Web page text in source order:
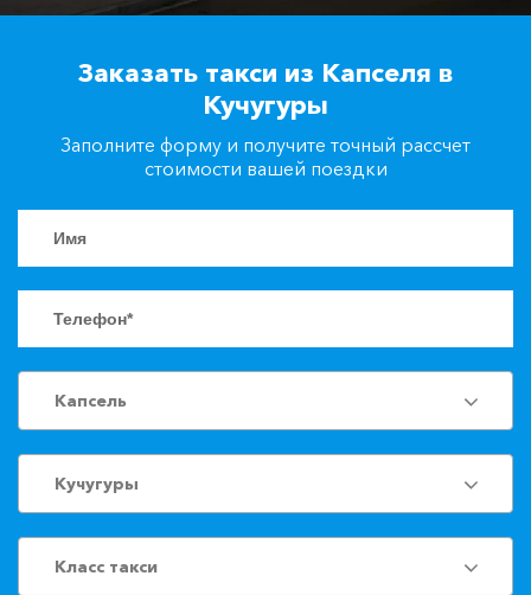
Заказать такси
Заказать такси из Капселя в
Кучугуры
Заполните форму и получите точный рассчет
стоимости вашей поездки
Капсель
Кучугуры
Класс такси